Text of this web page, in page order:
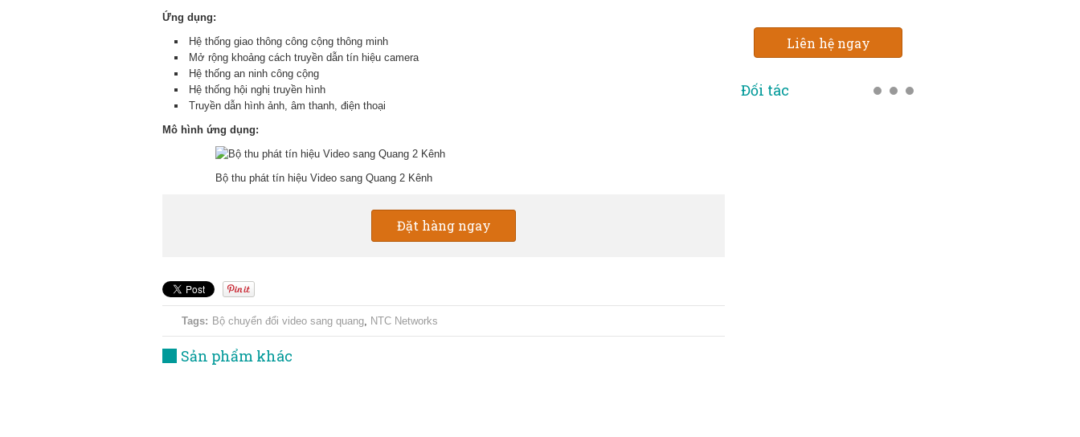
Ứng dụng:
Hệ thống giao thông công cộng thông minh
Mở rộng khoảng cách truyền dẫn tín hiệu camera
Hệ thống an ninh công cộng
Hệ thống hội nghị truyền hình
Truyền dẫn hình ảnh, âm thanh, điện thoại
Mô hình ứng dụng:
Bộ thu phát tín hiệu Video sang Quang 2 Kênh
Đặt hàng ngay
Tags: Bộ chuyển đổi video sang quang, NTC Networks
Sản phẩm khác
Liên hệ ngay
Đối tác